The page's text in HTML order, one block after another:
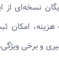
نسخه‌ای از
هزینه، امکان
و برخی